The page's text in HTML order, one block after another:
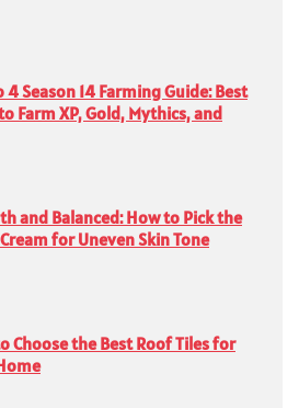
4 Season 14 Farming Guide: Best
Farm XP, Gold, Mythics, and
and Balanced: How to Pick the
for Uneven Skin Tone
Choose the Best Roof Tiles for